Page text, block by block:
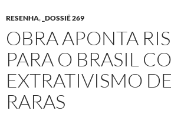
RESENHA, _DOSSIÊ 269
OBRA APONTA
PARA O BRASIL
EXTRATIVISMO
RARAS